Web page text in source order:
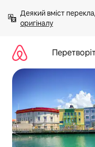
вмісту
Деякий вміст
оригіналу